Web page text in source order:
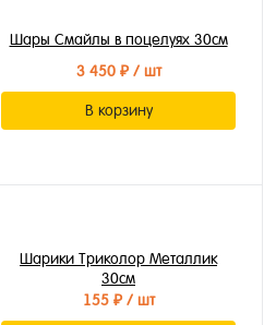
Шары Смайлы в поцелуях 30см
3 450 ₽/ шт
В корзину
Шарики Триколор Металлик
30см
155 ₽/ шт